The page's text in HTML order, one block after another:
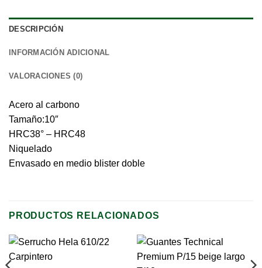
DESCRIPCIÓN
INFORMACIÓN ADICIONAL
VALORACIONES (0)
Acero al carbono
Tamaño:10″
HRC38° – HRC48
Niquelado
Envasado en medio blister doble
PRODUCTOS RELACIONADOS